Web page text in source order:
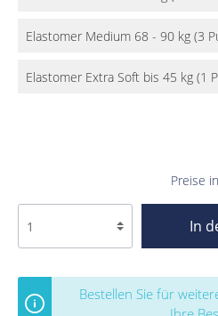
Preise
Elastomer Medium 68 - 90 kg (3
Elastomer Extra Soft bis 45 kg (1
In
Bestellen Sie für